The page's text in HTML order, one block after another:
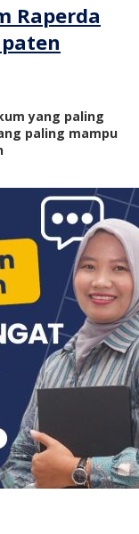
Raperda
yang paling
paling mampu